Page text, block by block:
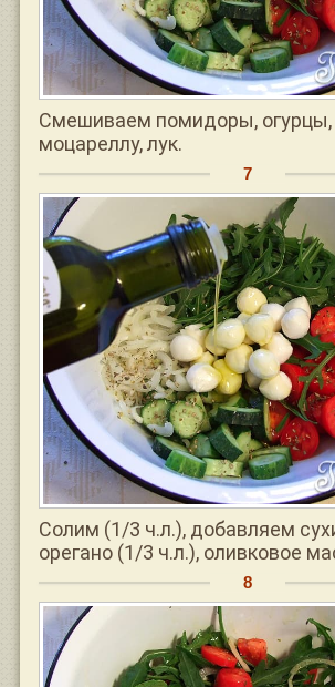
Смешиваем помидоры, огурцы,
моцареллу, лук.
Солим (1/3 ч.л.), добавляем
орегано (1/3 ч.л.), оливковое